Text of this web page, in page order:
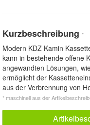
Kurzbeschreibung *
Modern KDZ Kamin
kann in bestehende offene
angewandten Lösungen,
ermöglicht der
aus der Verbrennung von
* maschinell aus der